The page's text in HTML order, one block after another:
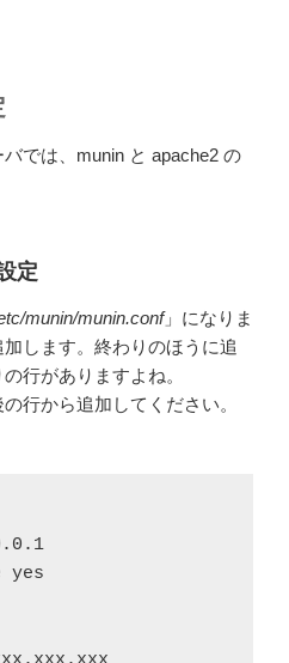
では、munin と apache2 の
定
munin/munin.conf」になりま
します。終わりのほうに追
行がありますよね。
行から追加してください。
yes